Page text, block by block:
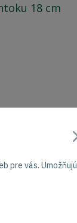
pre vás. Umožňujú
18 cm